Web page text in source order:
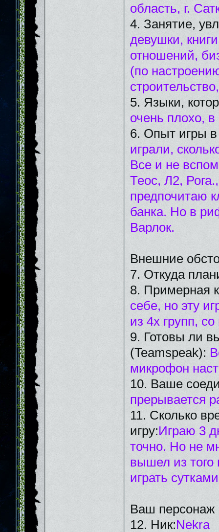
область, г.
4. Занятие,
девушки,
отношений,
(по
5. Языки,
очень плохо,
6. Опыт игры
играли,
Все и не
Теос, Л2,
предпочитаю
банка. Но в
Варлок.
Внешние
7. Откуда
8. Примерная
себе, но эту
из 4х групп,
9. Готовы ли
(Teamspeak):
микрофон
10. Ваше
прерывается
11. Сколько
игру:Играю 3
точно. Но не
вышел из того
играть
Ваш персонаж
12. Ник:Nekra